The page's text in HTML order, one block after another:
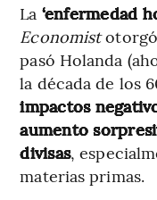
La ‘enfermedad
Economistotorgó
pasó Holanda
la década de los
impactos
aumento
divisas,
materias primas.